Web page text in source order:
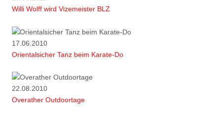
Willi Wolff wird Vizemeister BLZ
17.06.2010
Orientalsicher Tanz beim Karate-Do
22.08.2010
Overather Outdoortage